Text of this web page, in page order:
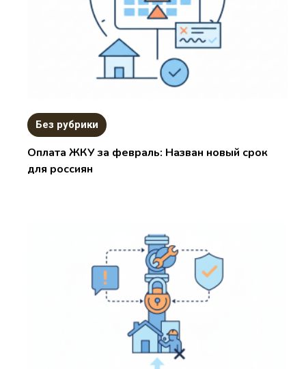
Без рубрики
Оплата ЖКУ за февраль: Назван новый срок
для россиян